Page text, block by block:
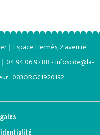
｜Espace Hermès, 2 avenue
04 94 06 97 88 - infoscde@la-
: 083ORG01920192